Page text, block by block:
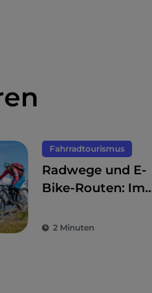
Fahrradtourismus
Radwege und E-
Bike-Routen: Im
die Qual der Wahl
2 Minuten